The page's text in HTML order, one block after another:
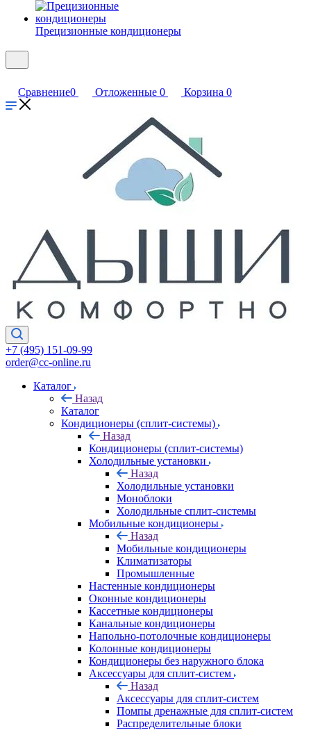
Прецизионные кондиционеры
Сравнение0 Отложенные 0 Корзина 0
+7 (495) 151-09-99
order@cc-online.ru
Каталог
Назад
Каталог
Кондиционеры (сплит-системы)
Назад
Кондиционеры (сплит-системы)
Холодильные установки
Назад
Холодильные установки
Моноблоки
Холодильные сплит-системы
Мобильные кондиционеры
Назад
Мобильные кондиционеры
Климатизаторы
Промышленные
Настенные кондиционеры
Оконные кондиционеры
Кассетные кондиционеры
Канальные кондиционеры
Напольно-потолочные кондиционеры
Колонные кондиционеры
Кондиционеры без наружного блока
Аксессуары для сплит-систем
Назад
Аксессуары для сплит-систем
Помпы дренажные для сплит-систем
Распределительные блоки